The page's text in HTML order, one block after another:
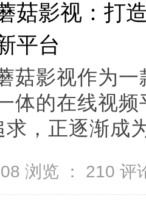
菇影视：打
平台
菇影视作为
体的在线视
求，正逐渐成
浏览 ： 210 评